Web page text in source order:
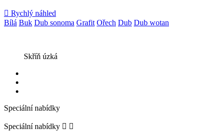
 Rychlý náhled
Bílá Buk Dub sonoma Grafit Ořech Dub Dub wotan
Skříň úzká
Speciální nabídky
Speciální nabídky  